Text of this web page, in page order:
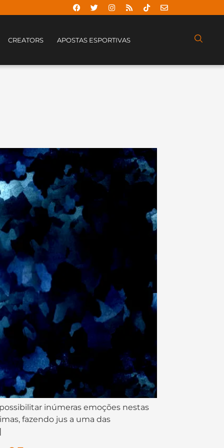
CREATORS APOSTAS ESPORTIVAS
inúmeras emoções nestas
fazendo jus a uma das